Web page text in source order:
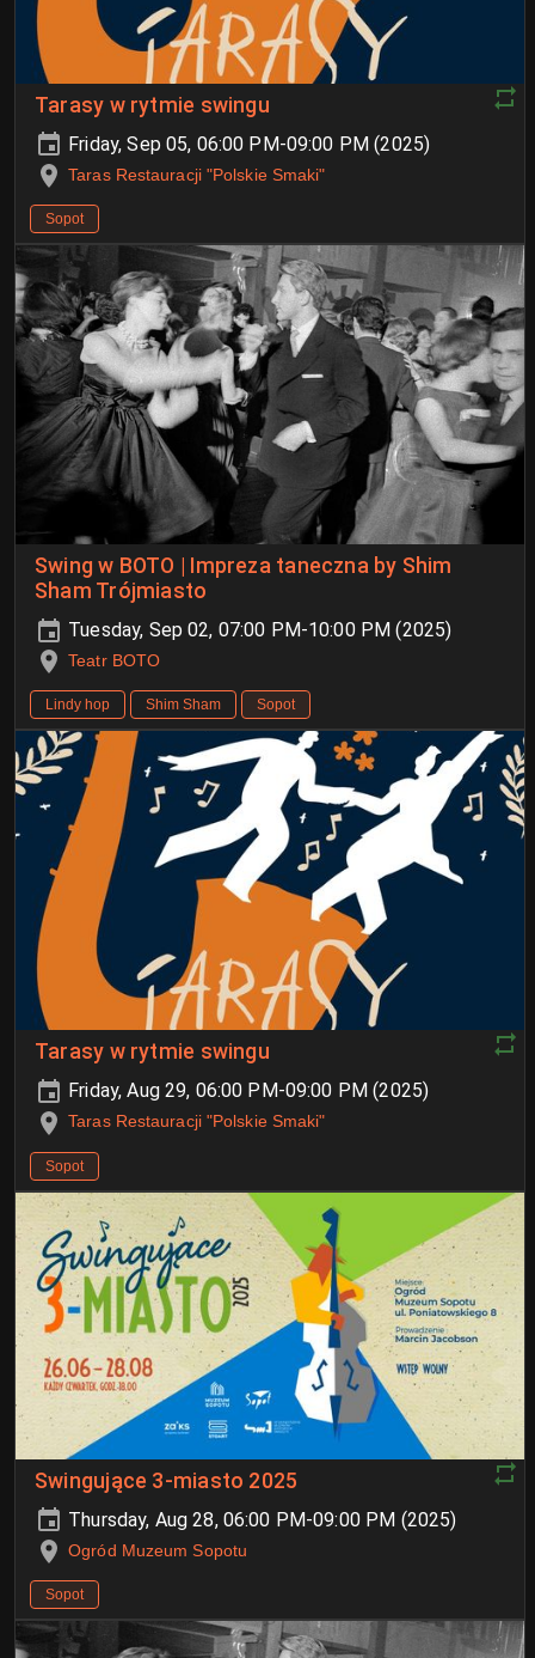
Tarasy w rytmie swingu
Friday, Sep 05, 06:00 PM-09:00 PM (2025)
Taras Restauracji "Polskie Smaki"
Sopot
Swing w BOTO | Impreza taneczna by Shim
Sham Trójmiasto
Tuesday, Sep 02, 07:00 PM-10:00 PM (2025)
Teatr BOTO
Lindy hop Shim Sham Sopot
Tarasy w rytmie swingu
Friday, Aug 29, 06:00 PM-09:00 PM (2025)
Taras Restauracji "Polskie Smaki"
Sopot
Swingujące 3-miasto 2025
Thursday, Aug 28, 06:00 PM-09:00 PM (2025)
Ogród Muzeum Sopotu
Sopot